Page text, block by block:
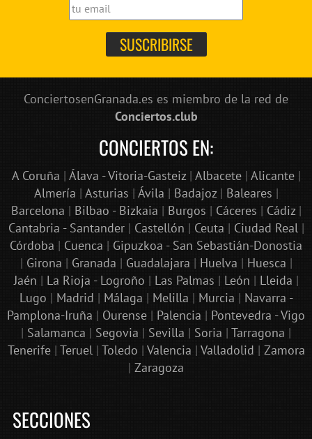
ConciertosenGranada.es es miembro de la red de
Conciertos.club
CONCIERTOS EN:
A Coruña | Álava - Vitoria-Gasteiz| Albacete| Alicante|
Almería | Asturias | Ávila | Badajoz| Baleares |
Barcelona | Bilbao - Bizkaia | Burgos | Cáceres | Cádiz|
Cantabria - Santander| Castellón | Ceuta | Ciudad Real|
Córdoba | Cuenca | Gipuzkoa - San Sebastián-Donostia
| Girona | Granada | Guadalajara | Huelva | Huesca |
Jaén | La Rioja - Logroño | Las Palmas | León | Lleida |
Lugo | Madrid | Málaga | Melilla | Murcia | Navarra -
Pamplona-Iruña | Ourense | Palencia | Pontevedra - Vigo
| Salamanca | Segovia | Sevilla | Soria | Tarragona |
Tenerife| Teruel| Toledo | Valencia | Valladolid | Zamora
| Zaragoza
SECCIONES